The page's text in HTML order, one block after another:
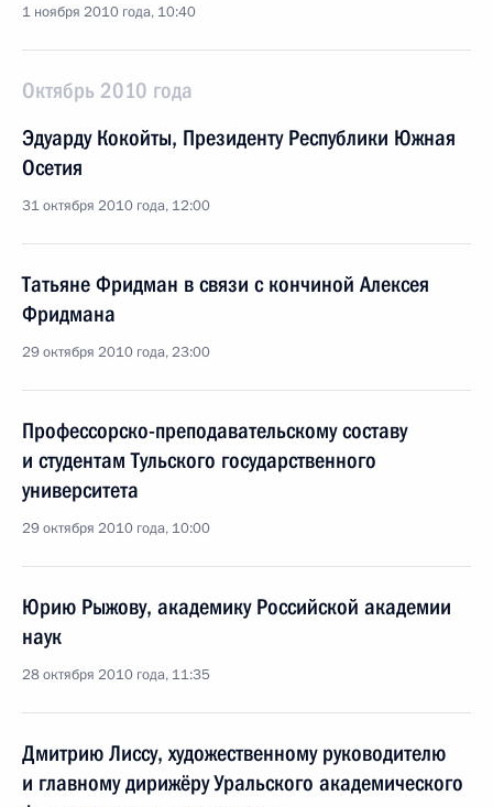
1 ноября 2010 года, 10:40
Октябрь 2010 года
Эдуарду Кокойты, Президенту Республики Южная
Осетия
31 октября 2010 года, 12:00
Татьяне Фридман в связи с кончиной Алексея
Фридмана
29 октября 2010 года, 23:00
Профессорско-преподавательскому составу
и студентам Тульского государственного
университета
29 октября 2010 года, 10:00
Юрию Рыжову, академику Российской академии
наук
28 октября 2010 года, 11:35
Дмитрию Лиссу, художественному руководителю
и главному дирижёру Уральского академического